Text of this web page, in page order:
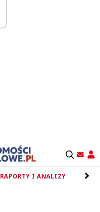
RAPORTY I ANALIZY